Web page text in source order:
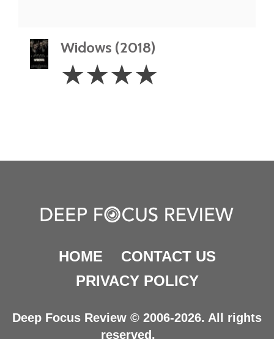
Widows (2018)
Stars
☆☆☆☆
HOME
CONTACT US
PRIVACY POLICY
Deep Focus Review © 2006-2026. All rights
reserved.